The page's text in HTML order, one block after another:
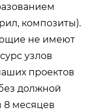
композиты).
не имеют
узлов
проектов
должной
8 месяцев